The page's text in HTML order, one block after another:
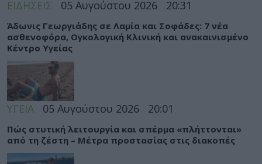
ΕΙΔΗΣΕΙΣ 05 Αυγούστου 2026 20:31
Άδωνις Γεωργιάδης σε Λαμία και Σοφάδες: 7 νέα
ασθενοφόρα, Ογκολογική Κλινική και ανακαινισμένο
Κέντρο Υγείας
ΥΓΕΙΑ 05 Αυγούστου 2026 20:01
Πώς στυτική λειτουργία και σπέρμα «πλήττονται»
από τη ζέστη – Μέτρα προστασίας στις διακοπές